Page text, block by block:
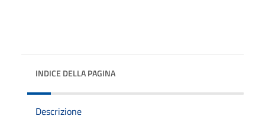
INDICE DELLA PAGINA
Descrizione